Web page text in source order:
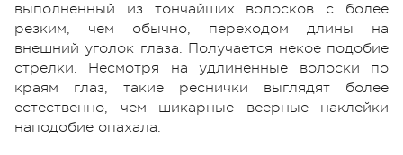
выполненный из тончайших волосков с более
резким, чем обычно, переходом длины на
внешний уголок глаза. Получается некое подобие
стрелки. Несмотря на удлиненные волоски по
краям глаз, такие реснички выглядят более
естественно, чем шикарные веерные наклейки
наподобие опахала.